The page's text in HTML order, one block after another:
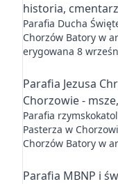
historia, cmentarz
Parafia Ducha
Chorzów Batory w
erygowana 8
Parafia Jezusa
Chorzowie -
Parafia
Pasterza w
Chorzów Batory w
Parafia MBNP i